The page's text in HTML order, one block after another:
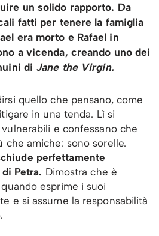
un solido rapporto. Da
fatti per tenere la famiglia
era morto e Rafael in
a vicenda, creando uno dei
di Jane the Virgin.
quello che pensano, come
in una tenda. Lì si
e confessano che
che amiche: sono sorelle.
perfettamente
Petra. Dimostra che è
esprime i suoi
e si assume la responsabilità